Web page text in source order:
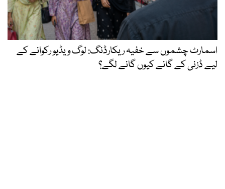
اسمارٹ چشموں سے خفیہ ریکارڈنگ: لوگ ویڈیو رکوانے کے
لیے ڈزنی کے گانے کیوں گانے لگے؟